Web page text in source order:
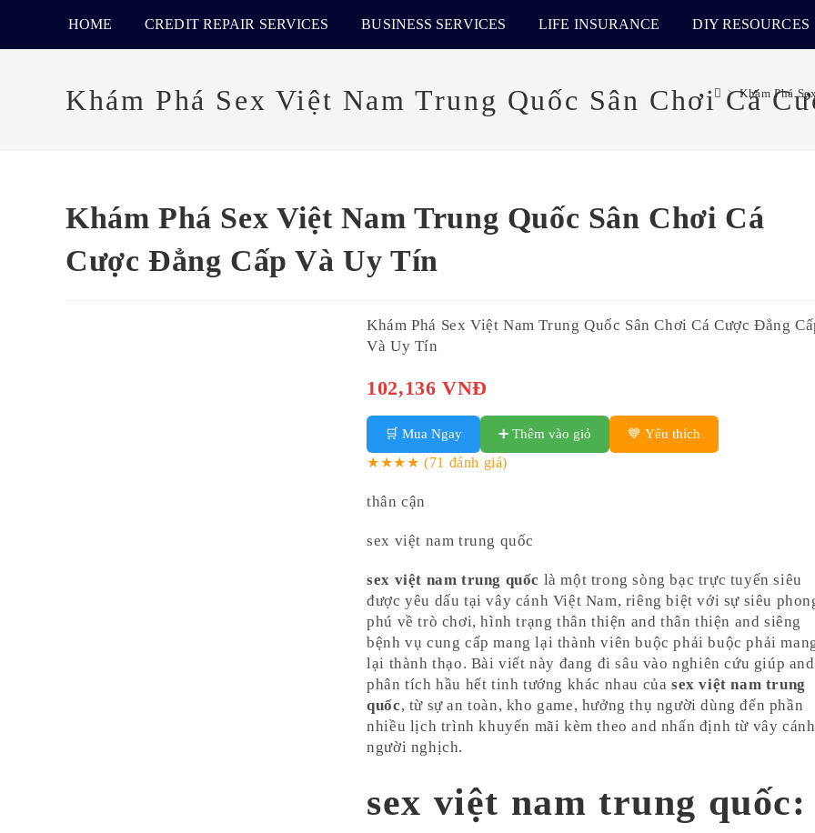
HOME CREDIT REPAIR SERVICES BUSINESS SERVICES LIFE INSURANCE DIY RESOURCES
Khám Phá Sex Việt Nam Trung Quốc Sân Chơi Cá
> Khám Phá
Khám Phá Sex Việt Nam Trung Quốc Sân Chơi Cá
Cược Đẳng Cấp Và Uy Tín
Khám Phá Sex Việt Nam Trung Quốc Sân Chơi Cá Cược Đẳng
Và Uy Tín
102,136 VNĐ
🛒 Mua Ngay ➕ Thêm vào giỏ 💙 Yêu thích
★★★★(71 đánh giá)
thân cận
sex việt nam trung quốc
sex việt nam trung quốc là một trong sòng bạc trực tuyến siêu
được yêu dấu tại vây cánh Việt Nam, riêng biệt với sự siêu
phú về trò chơi, hình trạng thân thiện and thân thiện and siêng
bệnh vụ cung cấp mang lại thành viên buộc phải buộc phải
lại thành thạo. Bài viết này đang đi sâu vào nghiên cứu giúp and
phân tích hầu hết tinh tướng khác nhau của sex việt nam trung
quốc, từ sự an toàn, kho game, hưởng thụ người dùng đến phần
nhiều lịch trình khuyến mãi kèm theo and nhấn định từ vây cánh
người nghịch.
sex việt nam trung quốc: